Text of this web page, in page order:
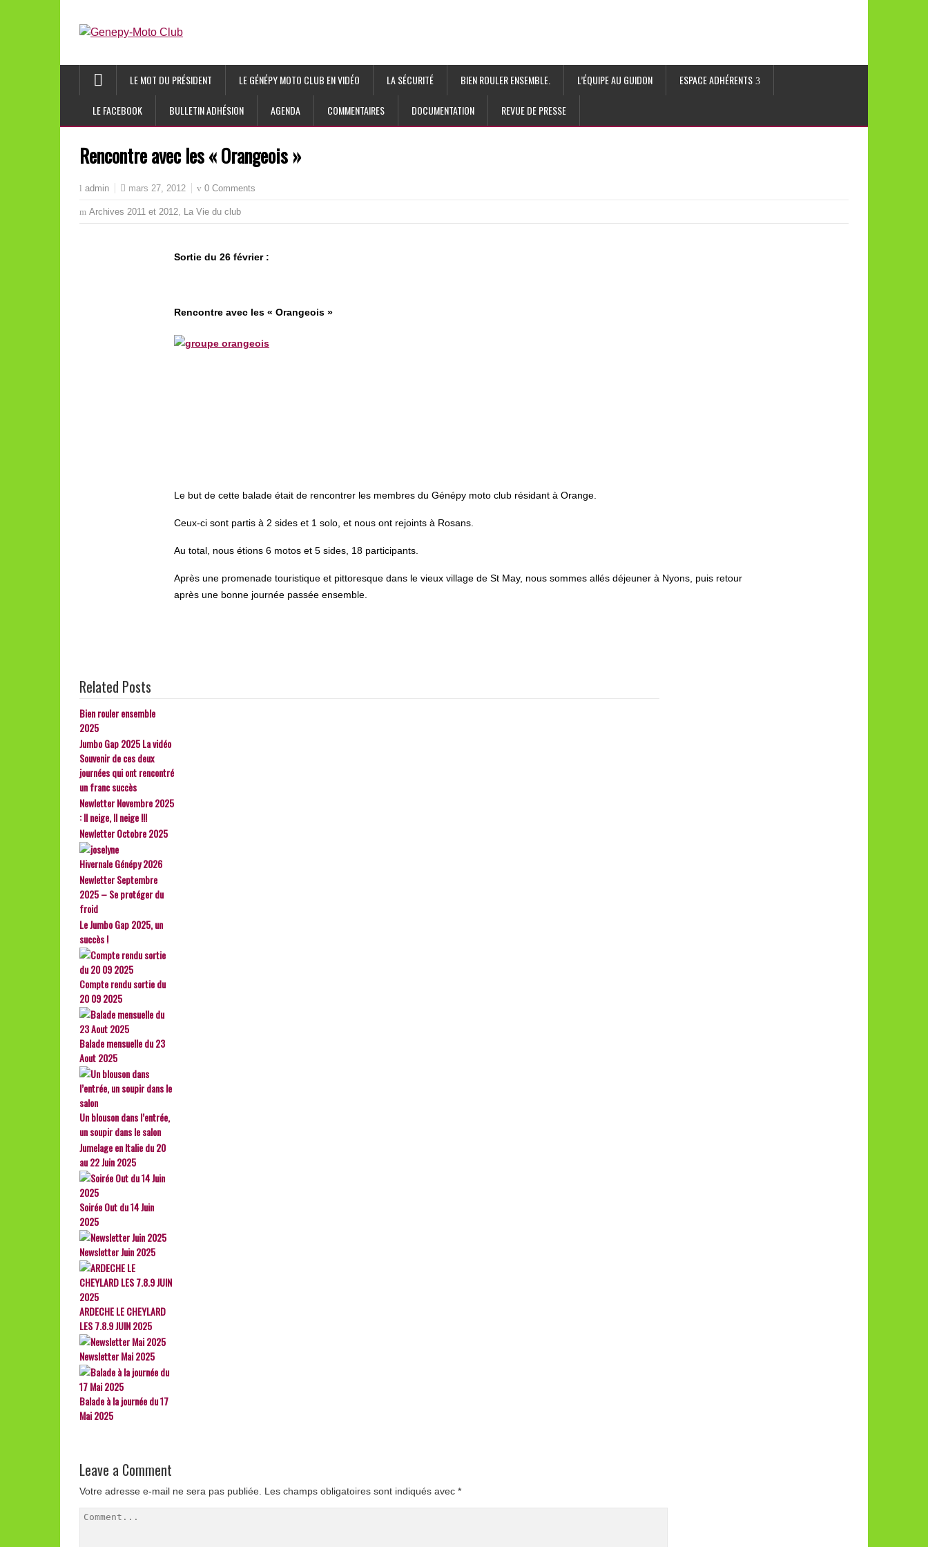
LE MOT DU PRÉSIDENT LE GÉNÉPY MOTO CLUB EN VIDÉO LA SÉCURITÉ BIEN ROULER ENSEMBLE. L’ÉQUIPE AU GUIDON ESPACE ADHÉRENTS
LE FACEBOOK BULLETIN ADHÉSION AGENDA COMMENTAIRES DOCUMENTATION REVUE DE PRESSE
Rencontre avec les « Orangeois »
admin mars 27, 2012 0 Comments
Archives 2011 et 2012, La Vie du club
Sortie du 26 février :
Rencontre avec les « Orangeois »
Le but de cette balade était de rencontrer les membres du Génépy moto club résidant à Orange.
Ceux-ci sont partis à 2 sides et 1 solo, et nous ont rejoints à Rosans.
Au total, nous étions 6 motos et 5 sides, 18 participants.
Après une promenade touristique et pittoresque dans le vieux village de St May, nous sommes allés déjeuner à Nyons, puis retour
après une bonne journée passée ensemble.
Related Posts
Bien rouler ensemble
2025
Jumbo Gap 2025 La vidéo
Souvenir de ces deux
journées qui ont rencontré
un franc succès
Newletter Novembre 2025
: Il neige, Il neige !!!
Newletter Octobre 2025
Hivernale Génépy 2026
Newletter Septembre
2025 – Se protéger du
froid
Le Jumbo Gap 2025, un
succès !
Compte rendu sortie du
20 09 2025
Balade mensuelle du 23
Aout 2025
Un blouson dans l’entrée,
un soupir dans le salon
Jumelage en Italie du 20
au 22 Juin 2025
Soirée Out du 14 Juin
2025
Newsletter Juin 2025
ARDECHE LE CHEYLARD
LES 7.8.9 JUIN 2025
Newsletter Mai 2025
Balade à la journée du 17
Mai 2025
Leave a Comment
Votre adresse e-mail ne sera pas publiée. Les champs obligatoires sont indiqués avec *